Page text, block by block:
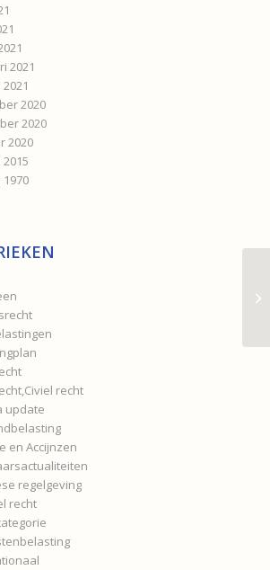
2021
2020
2020
2020
recht
update
en Accijnzen
regelgeving
recht